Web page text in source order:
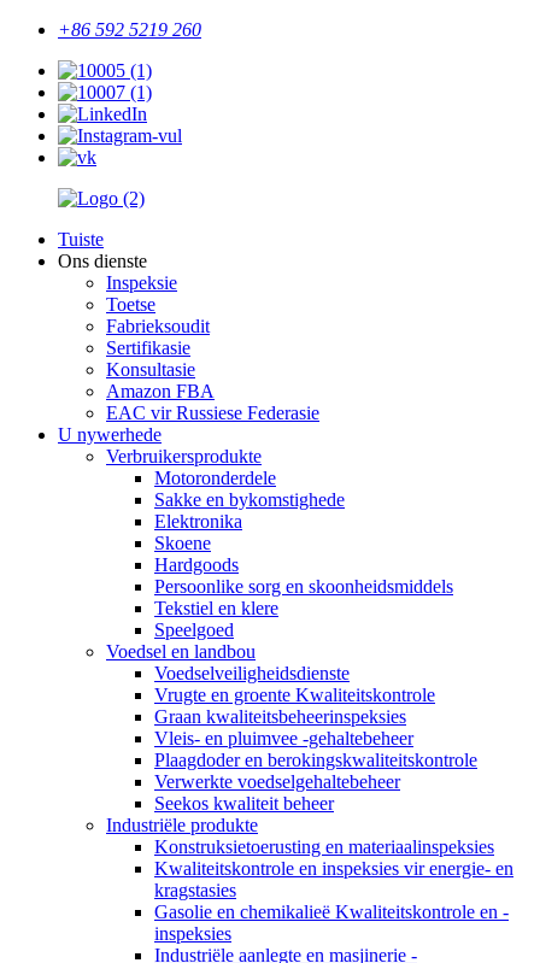
+86 592 5219 260
Tuiste
Ons dienste
Inspeksie
Toetse
Fabrieksoudit
Sertifikasie
Konsultasie
Amazon FBA
EAC vir Russiese Federasie
U nywerhede
Verbruikersprodukte
Motoronderdele
Sakke en bykomstighede
Elektronika
Skoene
Hardgoods
Persoonlike sorg en skoonheidsmiddels
Tekstiel en klere
Speelgoed
Voedsel en landbou
Voedselveiligheidsdienste
Vrugte en groente Kwaliteitskontrole
Graan kwaliteitsbeheerinspeksies
Vleis- en pluimvee -gehaltebeheer
Plaagdoder en berokingskwaliteitskontrole
Verwerkte voedselgehaltebeheer
Seekos kwaliteit beheer
Industriële produkte
Konstruksietoerusting en materiaalinspeksies
Kwaliteitskontrole en inspeksies vir energie- en
kragstasies
Gasolie en chemikalieë Kwaliteitskontrole en -
inspeksies
Industriële aanlegte en masjinerie -